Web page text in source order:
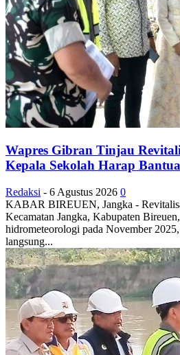
Wapres Gibran Tinjau
Kepala Sekolah Harap
Redaksi - 6 Agustus 2026 0
KABAR BIREUEN, Jangka -
Kecamatan Jangka, Kabupaten
hidrometeorologi pada November
langsung...